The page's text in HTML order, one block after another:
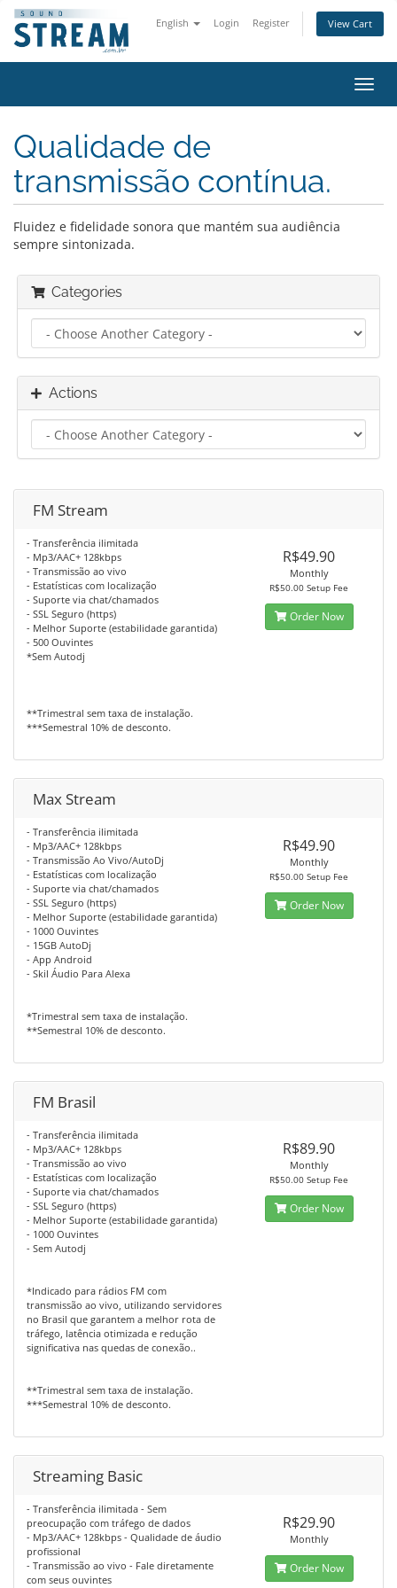
English Login Register View Cart
Qualidade de
transmissão contínua.
Fluidez e fidelidade sonora que mantém sua audiência
sempre sintonizada.
Categories
Actions
FM Stream
- Transferência ilimitada
- Mp3/AAC+ 128kbps
- Transmissão ao vivo
- Estatísticas com localização
- Suporte via chat/chamados
- SSL Seguro (https)
- Melhor Suporte (estabilidade garantida)
- 500 Ouvintes
*Sem Autodj
**Trimestral sem taxa de instalação.
***Semestral 10% de desconto.
R$49.90
Monthly
R$50.00 Setup Fee
Order Now
Max Stream
- Transferência ilimitada
- Mp3/AAC+ 128kbps
- Transmissão Ao Vivo/AutoDj
- Estatísticas com localização
- Suporte via chat/chamados
- SSL Seguro (https)
- Melhor Suporte (estabilidade garantida)
- 1000 Ouvintes
- 15GB AutoDj
- App Android
- Skil Áudio Para Alexa
*Trimestral sem taxa de instalação.
**Semestral 10% de desconto.
R$49.90
Monthly
R$50.00 Setup Fee
Order Now
FM Brasil
- Transferência ilimitada
- Mp3/AAC+ 128kbps
- Transmissão ao vivo
- Estatísticas com localização
- Suporte via chat/chamados
- SSL Seguro (https)
- Melhor Suporte (estabilidade garantida)
- 1000 Ouvintes
- Sem Autodj
*Indicado para rádios FM com
transmissão ao vivo, utilizando servidores
no Brasil que garantem a melhor rota de
tráfego, latência otimizada e redução
significativa nas quedas de conexão..
**Trimestral sem taxa de instalação.
***Semestral 10% de desconto.
R$89.90
Monthly
R$50.00 Setup Fee
Order Now
Streaming Basic
- Transferência ilimitada - Sem
preocupação com tráfego de dados
- Mp3/AAC+ 128kbps - Qualidade de áudio
profissional
- Transmissão ao vivo - Fale diretamente
com seus ouvintes
R$29.90
Monthly
Order Now